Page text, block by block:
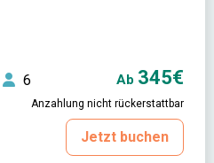
6 Ab 345€
Anzahlung nicht rückerstattbar
Jetzt buchen